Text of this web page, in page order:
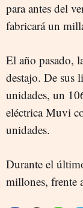
para antes del
fabricará un
El año pasado,
destajo. De sus
unidades, un
eléctrica Muvi
unidades.
Durante el
millones, frente